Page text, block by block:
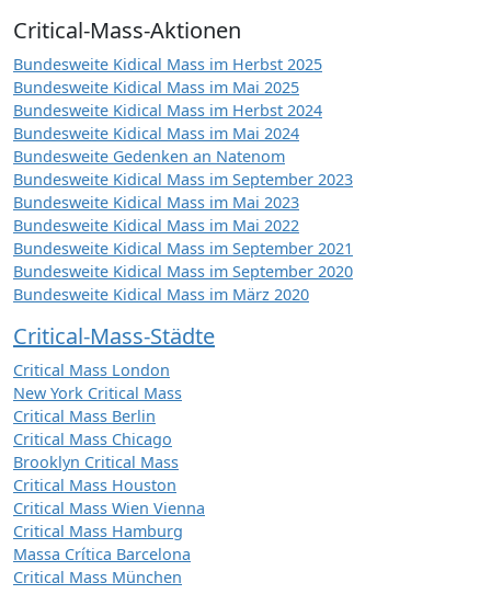
Critical-Mass-Aktionen
Bundesweite Kidical Mass im Herbst 2025
Bundesweite Kidical Mass im Mai 2025
Bundesweite Kidical Mass im Herbst 2024
Bundesweite Kidical Mass im Mai 2024
Bundesweite Gedenken an Natenom
Bundesweite Kidical Mass im September 2023
Bundesweite Kidical Mass im Mai 2023
Bundesweite Kidical Mass im Mai 2022
Bundesweite Kidical Mass im September 2021
Bundesweite Kidical Mass im September 2020
Bundesweite Kidical Mass im März 2020
Critical-Mass-Städte
Critical Mass London
New York Critical Mass
Critical Mass Berlin
Critical Mass Chicago
Brooklyn Critical Mass
Critical Mass Houston
Critical Mass Wien Vienna
Critical Mass Hamburg
Massa Crítica Barcelona
Critical Mass München